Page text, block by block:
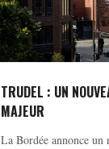
TRUDEL : UN
MAJEUR
La Bordée annonce un